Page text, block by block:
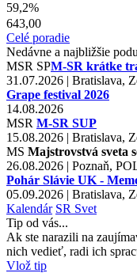
59,2%
643,00
Celé poradie
Nedávne a najbližšie
MSR SPM-SR krátke
31.07.2026 | Bratislava,
Grape festival 2026
14.08.2026
MSR M-SR SUP
15.08.2026 | Bratislava,
MS Majstrovstvá sveta
26.08.2026 | Poznaň,
Pohár Slávie UK -
05.09.2026 | Bratislava,
Kalendár SR Svet
Tip od vás...
Ak ste narazili na
nich vedieť, radi ich
Vlož tip